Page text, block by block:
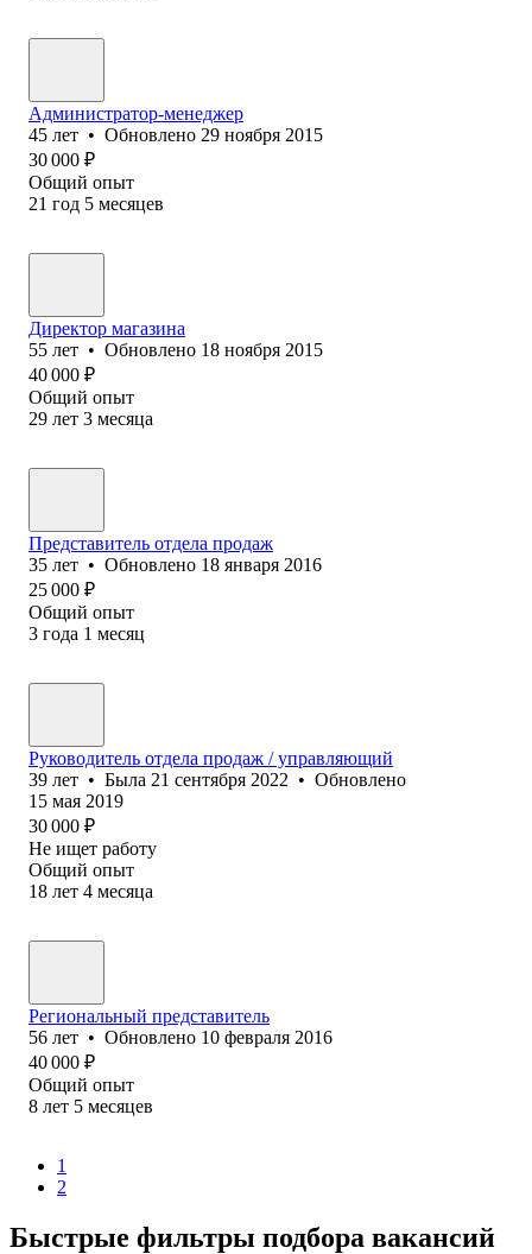
Администратор-менеджер
45 лет • Обновлено 29 ноября 2015
30 000 ₽
Общий опыт
21 год 5 месяцев
Директор магазина
55 лет • Обновлено 18 ноября 2015
40 000 ₽
Общий опыт
29 лет 3 месяца
Представитель отдела продаж
35 лет • Обновлено 18 января 2016
25 000 ₽
Общий опыт
3 года 1 месяц
Руководитель отдела продаж / управляющий
39 лет • Была 21 сентября 2022 • Обновлено
15 мая 2019
30 000 ₽
Не ищет работу
Общий опыт
18 лет 4 месяца
Региональный представитель
56 лет • Обновлено 10 февраля 2016
40 000 ₽
Общий опыт
8 лет 5 месяцев
1
2
Быстрые фильтры подбора вакансий